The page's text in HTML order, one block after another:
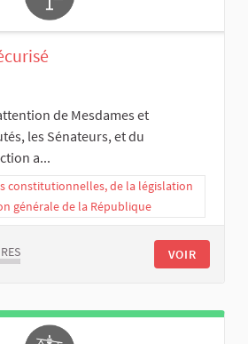
de Mesdames et
les Sénateurs, et du
a...
constitutionnelles, de la législation
générale de la République
VOIR